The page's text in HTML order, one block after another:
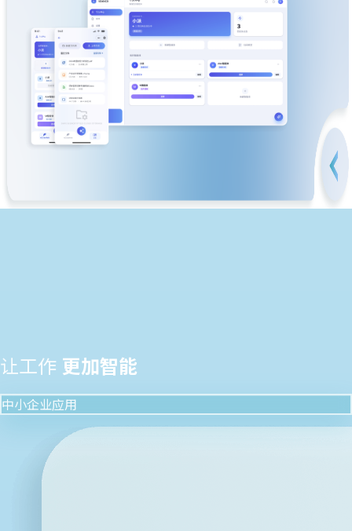
让工作 更加智能
中小企业应用